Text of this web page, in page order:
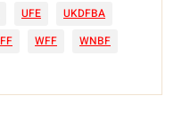
UFE
UKDFBA
WFF WNBF